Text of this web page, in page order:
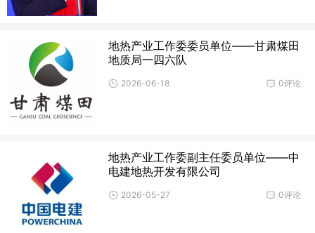
地热产业工作委委员单位——甘肃煤田
地质局一四六队
0评论
2026-06-18
地热产业工作委副主任委员单位——中
电建地热开发有限公司
0评论
2026-05-27